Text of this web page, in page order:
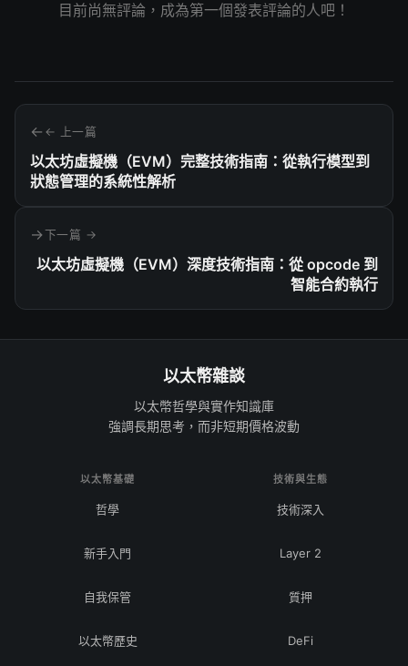
目前尚無評論，成為第一個發表評論的人吧！
← 上一篇
以太坊虛擬機（EVM）完整技術指南：從執行模型到
狀態管理的系統性解析
下一篇 →
以太坊虛擬機（EVM）深度技術指南：從 opcode 到
智能合約執行
以太幣雜談
以太幣哲學與實作知識庫
強調長期思考，而非短期價格波動
以太幣基礎
哲學
新手入門
自我保管
以太幣歷史
技術與生態
技術深入
Layer 2
質押
DeFi